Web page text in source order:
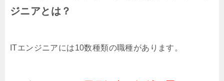
ジニアとは？
ITエンジニアには10数種類の職種があります。